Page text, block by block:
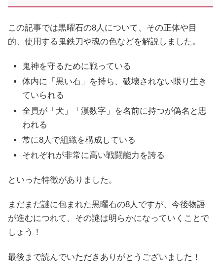
この記事では黒曜石の8人について、その正体や目
的、使用する鬼鉄刀や魂の色などを解説しました。
鬼神を守るために戦っている
体内に「黒い石」を持ち、破壊されない限り生き
ていられる
全員が「犬」「漢数字」を名前に持つが偽名と思
われる
常に8人で組織を構成している
それぞれが非常に高い戦闘能力を誇る
といった特徴がありました。
まだまだ謎に包まれた黒曜石の8人ですが、今後物語
が進むにつれて、その謎は明らかになっていくことで
しょう！
最後まで読んでいただきありがとうございました！